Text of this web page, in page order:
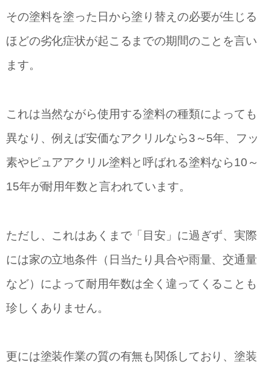
その塗料を塗った日から塗り替えの必要が生じる
ほどの劣化症状が起こるまでの期間のことを言い
ます。
これは当然ながら使用する塗料の種類によっても
異なり、例えば安価なアクリルなら3～5年、フッ
素やピュアアクリル塗料と呼ばれる塗料なら10～
15年が耐用年数と言われています。
ただし、これはあくまで「目安」に過ぎず、実際
には家の立地条件（日当たり具合や雨量、交通量
など）によって耐用年数は全く違ってくることも
珍しくありません。
更には塗装作業の質の有無も関係しており、塗装